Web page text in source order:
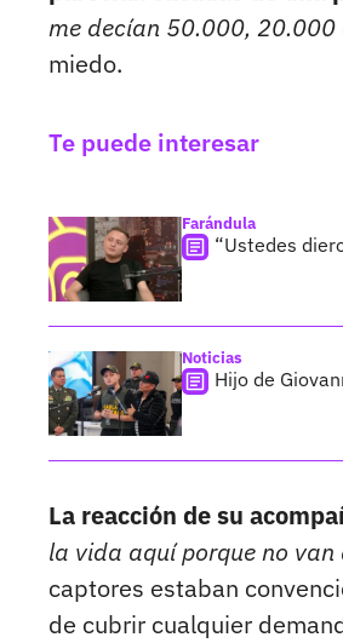
me decían 50.000, 20.000
miedo.
Te puede interesar
Farándula
“Ustedes
Noticias
Hijo de
La reacción de su
la vida aquí porque no
captores estaban
de cubrir cualquier